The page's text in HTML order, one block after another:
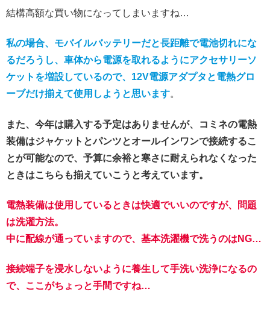
結構高額な買い物になってしまいますね…
私の場合、モバイルバッテリーだと長距離で電池切れにな
るだろうし、車体から電源を取れるようにアクセサリーソ
ケットを増設しているので、12V電源アダプタと電熱グロ
ーブだけ揃えて使用しようと思います。
また、今年は購入する予定はありませんが、コミネの電熱
装備はジャケットとパンツとオールインワンで接続するこ
とが可能なので、予算に余裕と寒さに耐えられなくなった
ときはこちらも揃えていこうと考えています。
電熱装備は使用しているときは快適でいいのですが、問題
は洗濯方法。
中に配線が通っていますので、基本洗濯機で洗うのはNG…
接続端子を浸水しないように養生して手洗い洗浄になるの
で、ここがちょっと手間ですね…